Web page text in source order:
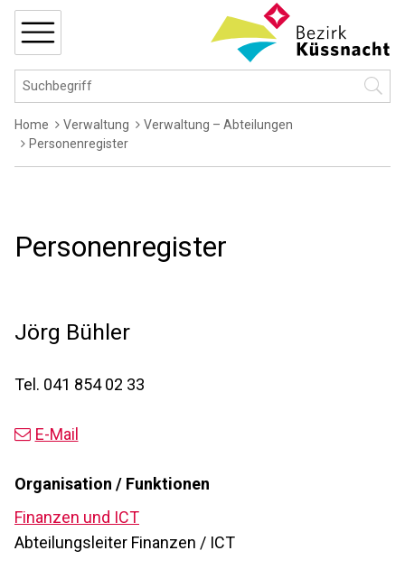
Navigieren in Küssnacht
Schnellnavigation
Hauptnavigation
Suchbegriff
Breadcrumb
Home Verwaltung
Verwaltung – Abteilungen
Personenregister
Personenregister
Jörg Bühler
Tel. 041 854 02 33
E-Mail
Organisation / Funktionen
Finanzen und ICT
Abteilungsleiter Finanzen / ICT